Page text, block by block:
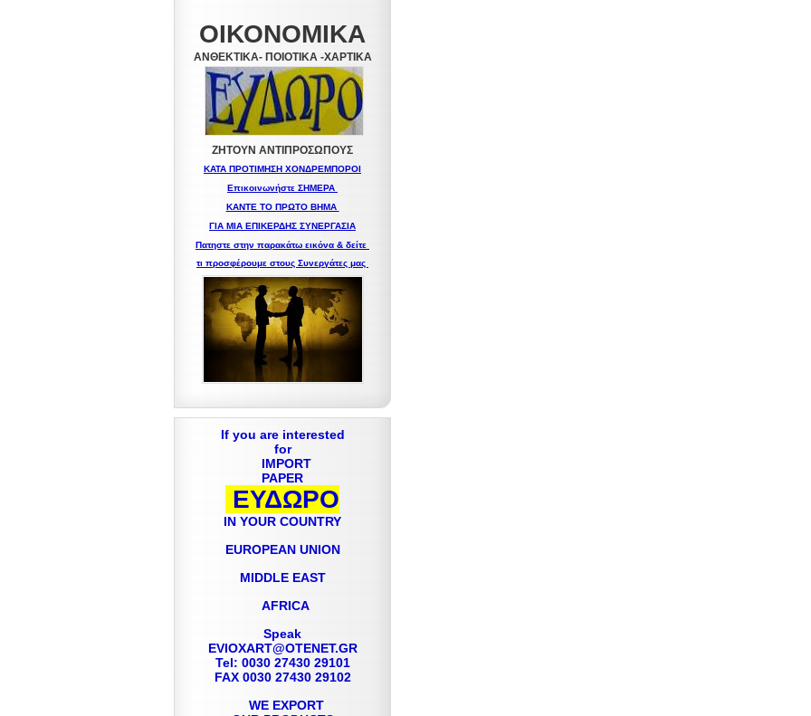
ΟΙΚΟΝΟΜΙΚΑ
ΑΝΘΕΚΤΙΚΑ- ΠΟΙΟΤΙΚΑ -XAPTIKA
ΖΗΤΟΥΝ ΑΝΤΙΠΡΟΣΩΠΟΥΣ
ΚΑΤΑ ΠΡΟΤΙΜΗΣΗ ΧΟΝΔΡΕΜΠΟΡΟΙ
Επικοινωνήστε ΣΗΜΕΡΑ
ΚΑΝΤΕ ΤΟ ΠΡΩΤΟ ΒΗΜΑ
ΓΙΑ ΜΙΑ ΕΠΙΚΕΡΔΗΣ ΣΥΝΕΡΓΑΣΙΑ
Πατηστε στην παρακάτω εικόνα & δείτε
τι προσφέρουμε στους Συνεργάτες μας
If you are interested
for
IMPORT
PAPER
ΕΥΔΩΡΟ
IN YOUR COUNTRY
EUROPEAN UNION
MIDDLE EAST
AFRICA
Speak
EVIOXART@OTENET.GR
Tel: 0030 27430 29101
FAX 0030 27430 29102
WE EXPORT